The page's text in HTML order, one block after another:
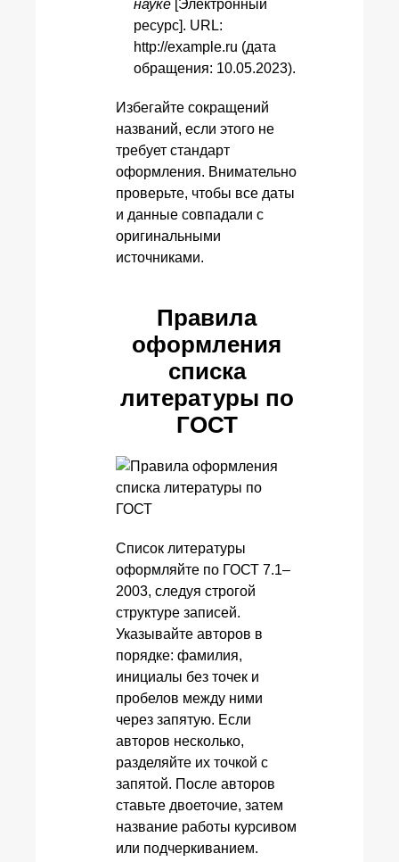
науке [Электронный
ресурс]. URL:
http://example.ru (дата
обращения: 10.05.2023).
Избегайте сокращений
названий, если этого не
требует стандарт
оформления. Внимательно
проверьте, чтобы все даты
и данные совпадали с
оригинальными
источниками.
Правила
оформления
списка
литературы по
ГОСТ
Список литературы
оформляйте по ГОСТ 7.1–
2003, следуя строгой
структуре записей.
Указывайте авторов в
порядке: фамилия,
инициалы без точек и
пробелов между ними
через запятую. Если
авторов несколько,
разделяйте их точкой с
запятой. После авторов
ставьте двоеточие, затем
название работы курсивом
или подчеркиванием.